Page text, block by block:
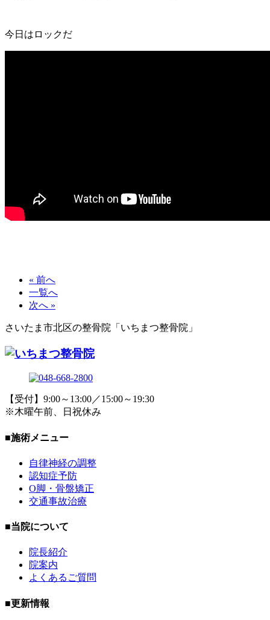
今日はロックだ
« 前へ
一覧へ
次へ »
さいたま市北区の整骨院「いちまつ整骨院」
【受付】9:00～13:00／15:00～19:30
※木曜午前、日祝休み
■施術メニュー
自律神経の調整
認知症予防
O脚・骨盤矯正
交通事故治療
■当院について
院長紹介
院案内
よくあるご質問
■更新情報